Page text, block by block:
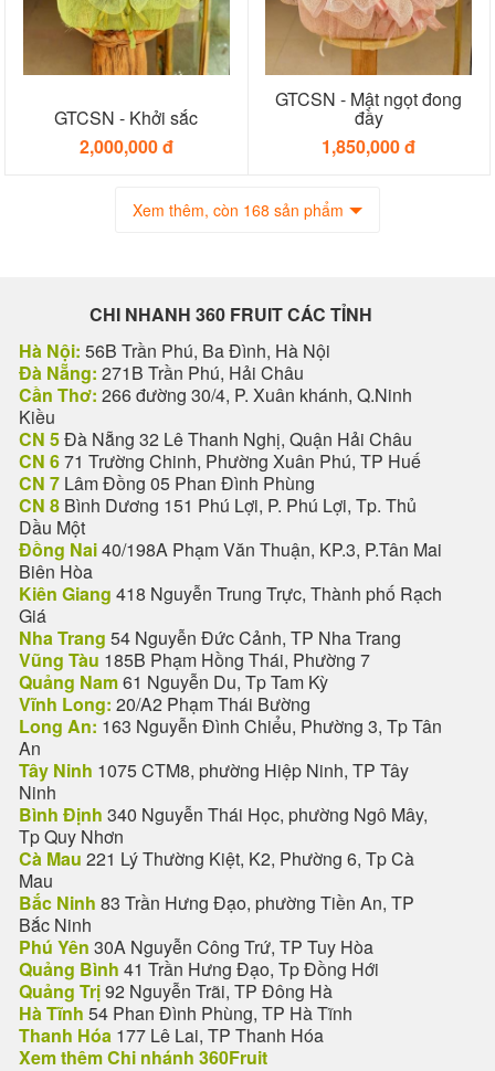
GTCSN - Khởi sắc
2,000,000 đ
GTCSN - Mật ngọt đong
đầy
1,850,000 đ
Xem thêm, còn 168 sản phẩm
CHI NHANH 360 FRUIT CÁC TỈNH
Hà Nội: 56B Trần Phú, Ba Đình, Hà Nội
Đà Nẵng: 271B Trần Phú, Hải Châu
Cần Thơ: 266 đường 30/4, P. Xuân khánh, Q.Ninh
Kiều
CN 5Đà Nẵng 32 Lê Thanh Nghị, Quận Hải Châu
CN 671 Trường Chinh, Phường Xuân Phú, TP Huế
CN 7 Lâm Đồng 05 Phan Đình Phùng
CN 8 Bình Dương 151 Phú Lợi, P. Phú Lợi, Tp. Thủ
Dầu Một
Đồng Nai40/198A Phạm Văn Thuận, KP.3, P.Tân Mai
Biên Hòa
Kiên Giang 418 Nguyễn Trung Trực, Thành phố Rạch
Giá
Nha Trang 54 Nguyễn Đức Cảnh, TP Nha Trang
Vũng Tàu 185B Phạm Hồng Thái, Phường 7
Quảng Nam61 Nguyễn Du, Tp Tam Kỳ
Vĩnh Long: 20/A2 Phạm Thái Bường
Long An: 163 Nguyễn Đình Chiểu, Phường 3, Tp Tân
An
Tây Ninh 1075 CTM8, phường Hiệp Ninh, TP Tây
Ninh
Bình Định 340 Nguyễn Thái Học, phường Ngô Mây,
Tp Quy Nhơn
Cà Mau 221 Lý Thường Kiệt, K2, Phường 6, Tp Cà
Mau
Bắc Ninh 83 Trần Hưng Đạo, phường Tiền An, TP
Bắc Ninh
Phú Yên 30A Nguyễn Công Trứ, TP Tuy Hòa
Quảng Bình 41 Trần Hưng Đạo, Tp Đồng Hới
Quảng Trị92 Nguyễn Trãi, TP Đông Hà
Hà Tĩnh 54 Phan Đình Phùng, TP Hà Tĩnh
Thanh Hóa 177 Lê Lai, TP Thanh Hóa
Xem thêm Chi nhánh 360Fruit